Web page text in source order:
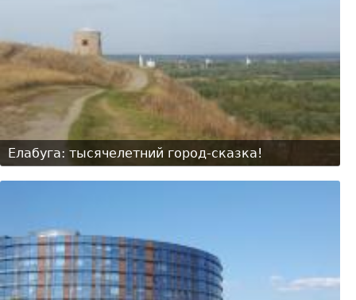
Елабуга: тысячелетний город-сказка!